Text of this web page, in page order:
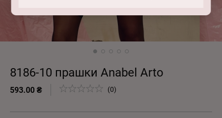
8186-10 прашки Anabel Arto
593.00 ₴ (0)